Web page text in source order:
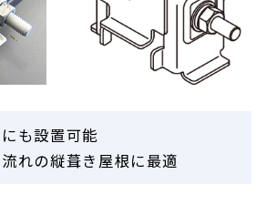
も設置可能
れの縦葺き屋根に最適